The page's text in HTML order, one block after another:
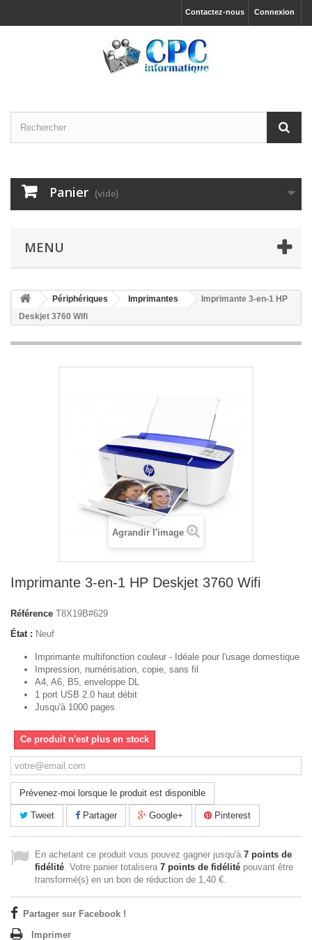
Connexion
Contactez-nous
Panier (vide)
MENU
Périphériques Imprimantes
Imprimante 3-en-1 HP
Deskjet 3760 Wifi
Agrandir l'image
Imprimante 3-en-1 HP Deskjet 3760 Wifi
Référence T8X19B#629
État : Neuf
Imprimante multifonction couleur - Idéale pour l'usage domestique
Impression, numérisation, copie, sans fil
A4, A6, B5, enveloppe DL
1 port USB 2.0 haut débit
Jusqu'à 1000 pages
Ce produit n'est plus en stock
Prévenez-moi lorsque le produit est disponible
Tweet Partager Google+ Pinterest
En achetant ce produit vous pouvez gagner jusqu'à 7 points de
fidélité. Votre panier totalisera 7 points de fidélité pouvant être
transformé(s) en un bon de réduction de 1,40 €.
Partager sur Facebook !
Imprimer